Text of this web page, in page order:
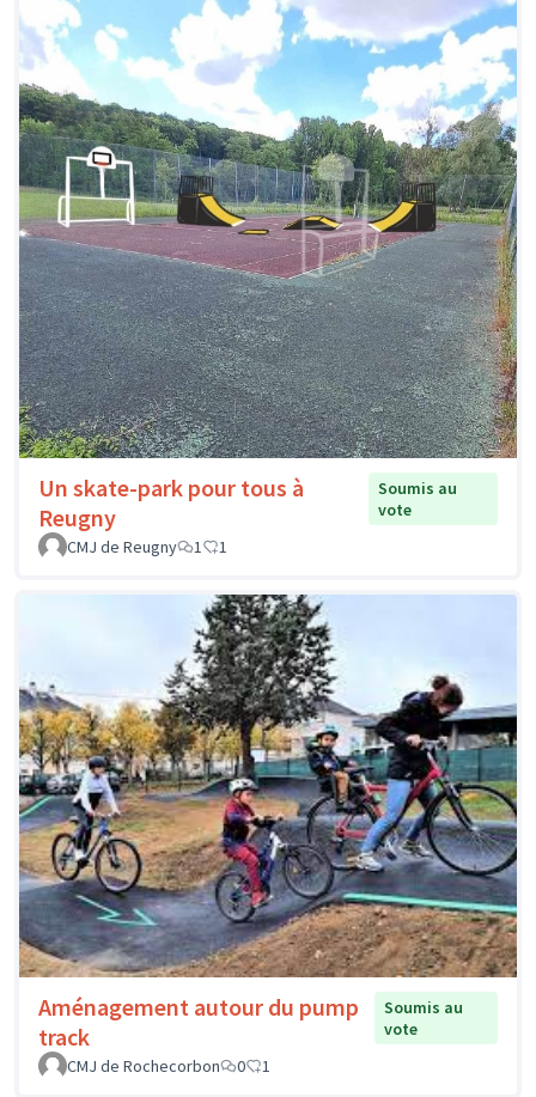
Un skate-park pour tous à
Reugny
Soumis au
vote
CMJ de Reugny
1 1
Aménagement autour du pump
track
Soumis au
vote
CMJ de Rochecorbon
0 1